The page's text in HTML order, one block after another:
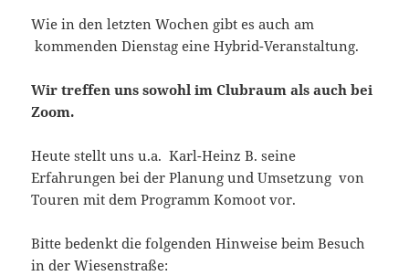
Wie in den letzten Wochen gibt es auch am
kommenden Dienstag eine Hybrid-Veranstaltung.
Wir treffen uns sowohl im Clubraum als auch bei
Zoom.
Heute stellt uns u.a. Karl-Heinz B. seine
Erfahrungen bei der Planung und Umsetzung von
Touren mit dem Programm Komoot vor.
Bitte bedenkt die folgenden Hinweise beim Besuch
in der Wiesenstraße: